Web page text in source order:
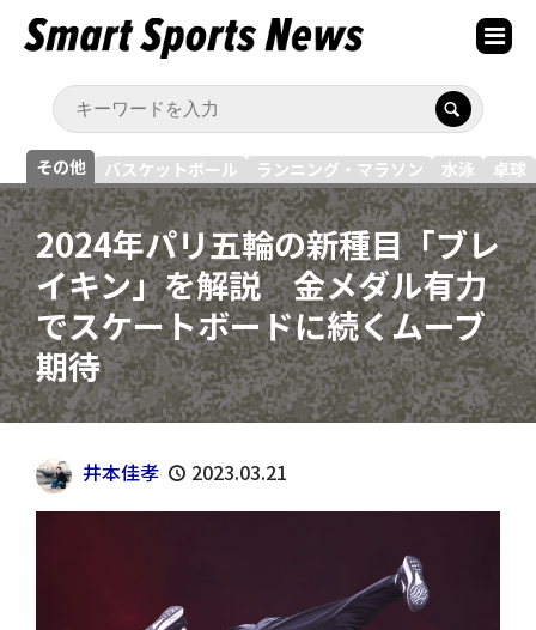
その他 バスケットボール ランニング・マラソン 水泳 卓球
2024年パリ五輪の新種目「ブレ
イキン」を解説 金メダル有力
でスケートボードに続くムーブ
期待
井本佳孝 2023.03.21